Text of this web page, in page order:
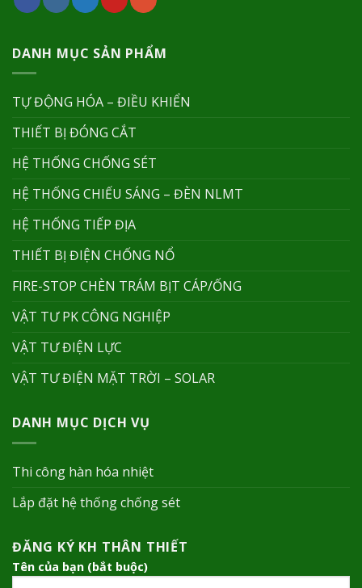
DANH MỤC SẢN PHẨM
TỰ ĐỘNG HÓA – ĐIỀU KHIỂN
THIẾT BỊ ĐÓNG CẮT
HỆ THỐNG CHỐNG SÉT
HỆ THỐNG CHIẾU SÁNG – ĐÈN NLMT
HỆ THỐNG TIẾP ĐỊA
THIẾT BỊ ĐIỆN CHỐNG NỔ
FIRE-STOP CHÈN TRÁM BỊT CÁP/ỐNG
VẬT TƯ PK CÔNG NGHIỆP
VẬT TƯ ĐIỆN LỰC
VẬT TƯ ĐIỆN MẶT TRỜI – SOLAR
DANH MỤC DỊCH VỤ
Thi công hàn hóa nhiệt
Lắp đặt hệ thống chống sét
ĐĂNG KÝ KH THÂN THIẾT
Tên của bạn (bắt buộc)